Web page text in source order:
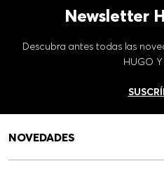
Newsletter
Descubra antes todas las
HUGO
NOVEDADES